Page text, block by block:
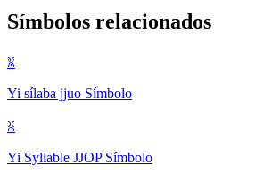
Símbolos relacionados
ꐡ
Yi sílaba jjuo Símbolo
ꐦ
Yi Syllable JJOP Símbolo